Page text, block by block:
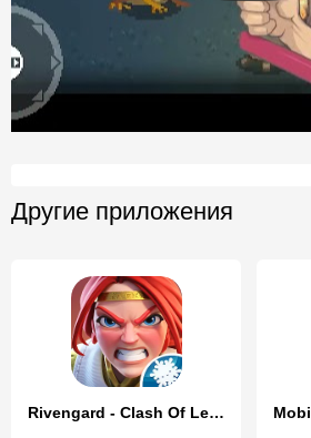
Другие приложения
Rivengard - Clash Of Legends